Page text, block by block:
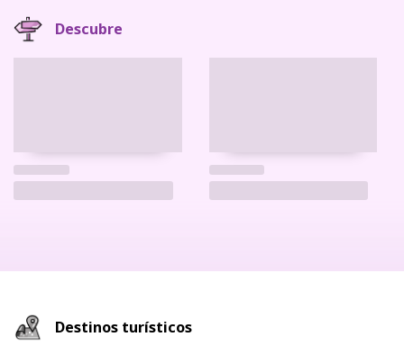
Descubre
Destinos turísticos